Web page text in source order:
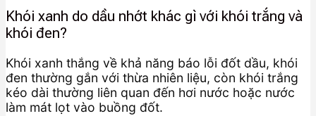
Khói xanh do dầu nhớt khác gì với khói trắng và
khói đen?
Khói xanh thắng về khả năng báo lỗi đốt dầu, khói
đen thường gắn với thừa nhiên liệu, còn khói trắng
kéo dài thường liên quan đến hơi nước hoặc nước
làm mát lọt vào buồng đốt.